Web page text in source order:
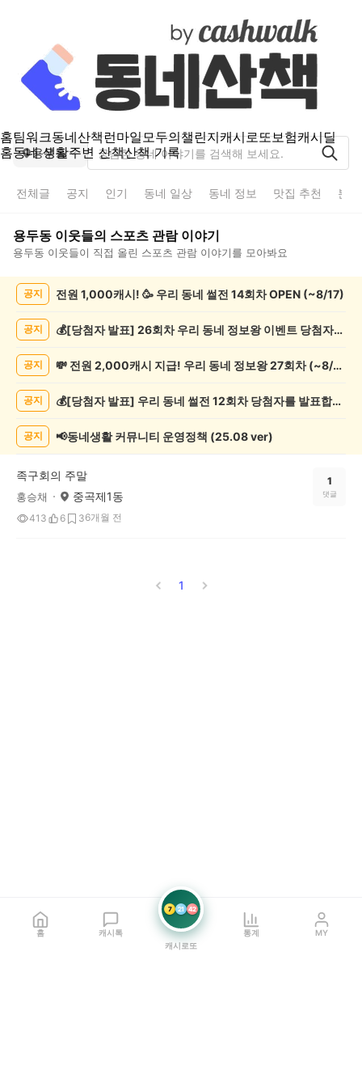
홈팀워크동네산책런마일모두의챌린지캐시로또보험캐시딜
홈동네 생활주변 산책산책 기록
용두동
전체글 공지 인기 동네 일상 동네 정보 맛집 추천 분
용두동 이웃들의 스포츠 관람이야기
용두동 이웃들이 직접 올린 스포츠 관람 이야기를 모아봐요
목
공지 전원 1,000캐시! 🥳 우리 동네 썰전 14회차 OPEN (~8/17)
공지 💰[당첨자 발표] 26회차 우리 동네 정보왕 이벤트 당첨자를 발표합니다!
공지 💸 전원 2,000캐시 지급! 우리 동네 정보왕 27회차 (~8/10)
공지 💰[당첨자 발표] 우리 동네 썰전 12회차 당첨자를 발표합니다!
공지 📢동네생활 커뮤니티 운영정책 (25.08 ver)
족구회의 주말
홍승채 중곡제1동
413 6 36개월 전
1
댓글
1
홈 캐시톡
7 21 42
캐시로또
통계 MY